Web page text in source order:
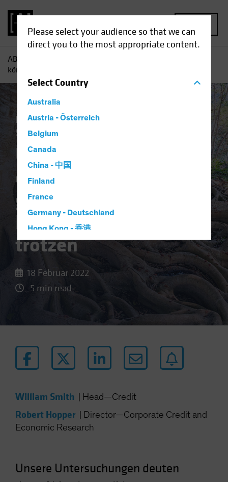
Please select your audience so that we can
direct you to the most appropriate content.
SelectCountry
Australia
Austria - Österreich
Belgium
Canada
China - 中国
Finland
France
Germany - Deutschland
Hong Kong - 香港
Hungary
Italy - Italia
Japan - 日本
New Zealand
Norway
Poland
Portugal
Spain
AB
können der geldpolitischen Normalisierung trotzen
Einkommen Investieren im Spätzyklus
Steigende Zinsen
Unternehmensanleih
en können der
geldpolitischen
Normalisierung
trotzen
18 Februar 2022
5 min read
William Smith Head—Credit
Robert Hopper
Director—Corporate Credit and
Economic Research
Unsere Untersuchungen deuten